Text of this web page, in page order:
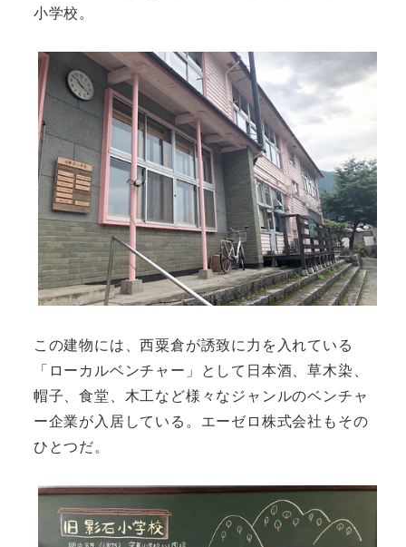
小学校。
この建物には、西粟倉が誘致に力を入れている
「ローカルベンチャー」として日本酒、草木染、
帽子、食堂、木工など様々なジャンルのベンチャ
ー企業が入居している。エーゼロ株式会社もその
ひとつだ。